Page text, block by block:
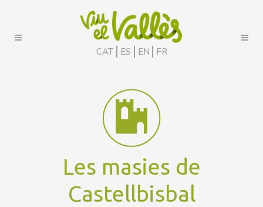
CAT ES EN FR
Les masies de
Castellbisbal